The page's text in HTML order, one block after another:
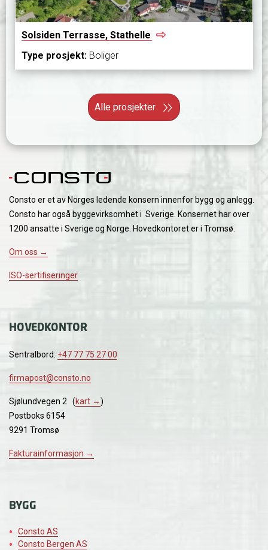
Solsiden Terrasse, Stathelle
Type prosjekt: Boliger
Alle prosjekter
Consto er et av Norges ledende konsern innenfor bygg og anlegg.
Consto har også byggevirksomhet i Sverige. Konsernet har over
1200 ansatte i Sverige og Norge. Hovedkontoret er i Tromsø.
Om oss →
ISO-sertifiseringer
HOVEDKONTOR
Sentralbord: +47 77 75 27 00
firmapost@consto.no
Sjølundvegen 2 (kart →)
Postboks 6154
9291 Tromsø
Fakturainformasjon →
BYGG
Consto AS
Consto Bergen AS